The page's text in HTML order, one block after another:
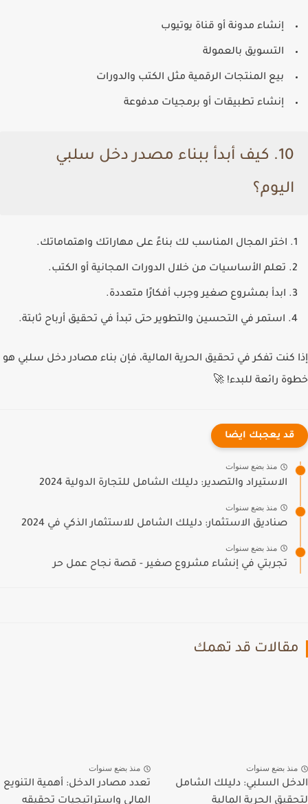
إنشاء مدونة أو قناة يوتيوب
التسويق بالعمولة
بيع المنتجات الرقمية مثل الكتب والدورات
إنشاء تطبيقات أو برمجيات مدفوعة
10.
كيف أبدأ ببناء مصدر دخل سلبي
اليوم؟
اختر المجال المناسب لك بناءً على مهاراتك واهتماماتك.
تعلم الأساسيات من خلال الدورات المجانية أو الكتب.
ابدأ بمشروع صغيروجرب أفكارًا متعددة.
استمر في التحسين والتطويرحتى تبدأ في تحقيق أرباح ثابتة.
إذا كنت تفكر في تحقيق الحرية المالية، فإن بناء مصادر دخل سلبي هو
خطوة رائعة للبدء! 🚀
قد يعجبك ايضا
منذ بضع سنوات
الاستيراد والتصدير: دليلك الشامل للتجارة الدولية 2024
منذ بضع سنوات
صناديق الاستثمار: دليلك الشامل للاستثمار الذكي في 2024
منذ بضع سنوات
تجربتي في إنشاء مشروع صغير - قصة نجاح عمل حر
مقالات قد تهمك
منذ بضع سنوات
الدخل السلبي: دليلك الشامل
لتحقيق الحرية المالية
منذ بضع سنوات
تعدد مصادر الدخل: أهمية التنويع
المالي واستراتيجيات تحقيقه